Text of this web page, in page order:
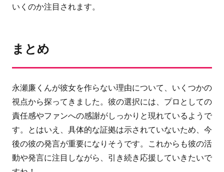
いくのか注目されます。
まとめ
永瀬廉くんが彼女を作らない理由について、いくつかの
視点から探ってきました。彼の選択には、プロとしての
責任感やファンへの感謝がしっかりと現れているようで
す。とはいえ、具体的な証拠は示されていないため、今
後の彼の発言が重要になりそうです。これからも彼の活
動や発言に注目しながら、引き続き応援していきたいで